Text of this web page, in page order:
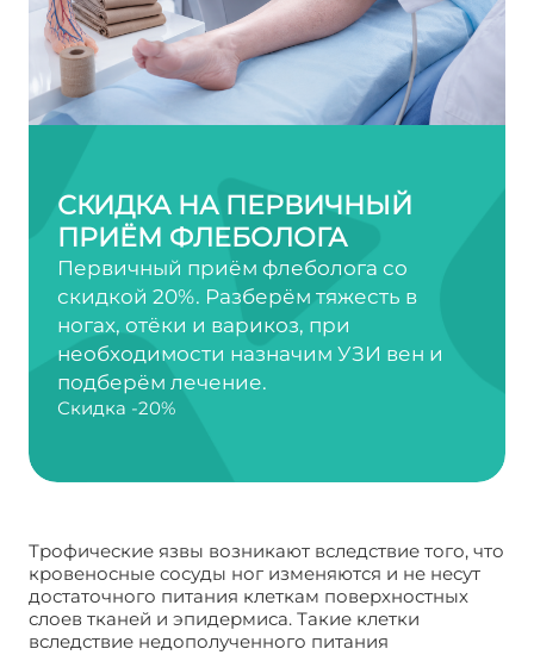
СКИДКА НА ПЕРВИЧНЫЙ
ПРИЁМ ФЛЕБОЛОГА
Первичный приём флеболога со
скидкой 20%. Разберём тяжесть в
ногах, отёки и варикоз, при
необходимости назначим УЗИ вен и
подберём лечение.
Скидка -20%
Трофические язвы возникают вследствие того, что
кровеносные сосуды ног изменяются и не несут
достаточного питания клеткам поверхностных
слоев тканей и эпидермиса. Такие клетки
вследствие недополученного питания